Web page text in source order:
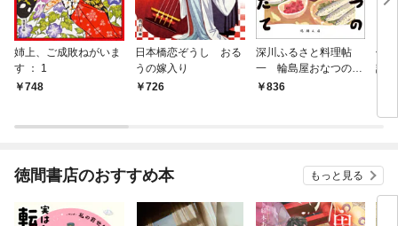
姉上、ご成敗ねがいま
す ： 1
748
日本橋恋ぞうし おる
うの嫁入り
726
深川ふるさと料理帖
一 輪島屋おなつの潮
の香こんだて
836
伏
診
徳間書店のおすすめ本 もっと見る